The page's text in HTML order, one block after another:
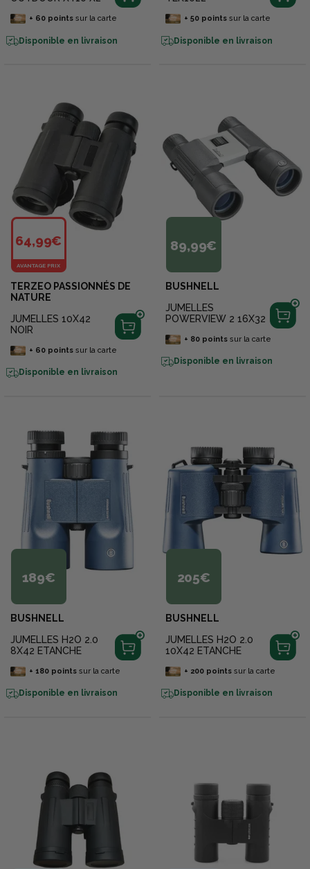
+ 60pointssur la carte
Disponible en livraison
+ 50pointssur la carte
Disponible en livraison
64,99€
AVANTAGE PRIX
TERZEO PASSIONNÉS DE
NATURE
JUMELLES 10X42
NOIR
+ 60pointssur la carte
Disponible en livraison
89,99€
BUSHNELL
JUMELLES
POWERVIEW 2 16X32
+ 80pointssur la carte
Disponible en livraison
189€
BUSHNELL
JUMELLES H2O 2.0
8X42 ETANCHE
+ 180pointssur la carte
Disponible en livraison
205€
BUSHNELL
JUMELLES H2O 2.0
10X42 ETANCHE
+ 200pointssur la carte
Disponible en livraison